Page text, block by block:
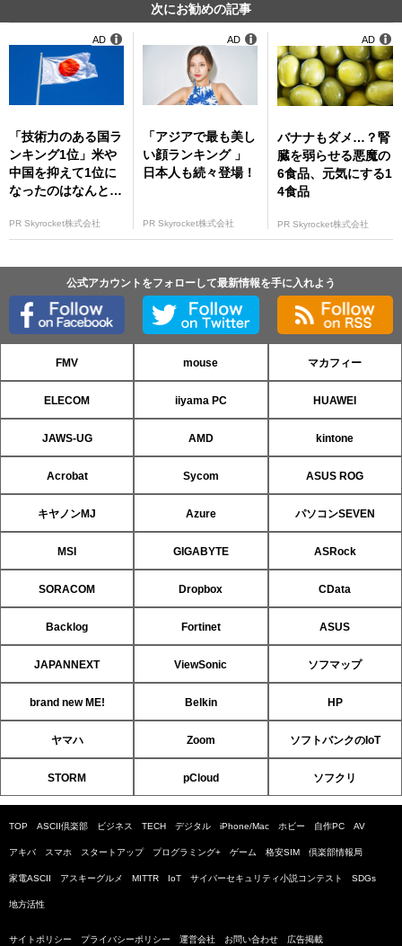
次にお勧めの記事
「技術力のある国ラ
ンキング1位」米や
中国を抑えて1位に
なったのはなんと…
PR Skyrocket株式会社
AD
「アジアで最も美し
い顔ランキング 」
日本人も続々登場！
PR Skyrocket株式会社
AD
バナナもダメ…？腎
臓を弱らせる悪魔の
6食品、元気にする1
4食品
PR Skyrocket株式会社
AD
公式アカウントをフォローして最新情報を手に入れよう
FMV mouse マカフィー
ELECOM iiyama PC HUAWEI
JAWS-UG AMD kintone
Acrobat Sycom ASUS ROG
キヤノンMJ Azure パソコンSEVEN
MSI GIGABYTE ASRock
SORACOM Dropbox CData
Backlog Fortinet ASUS
JAPANNEXT ViewSonic ソフマップ
brand new ME! Belkin HP
ヤマハ Zoom ソフトバンクのIoT
STORM pCloud ソフクリ
TOP ASCII倶楽部 ビジネス TECH デジタル iPhone/Mac ホビー 自作PC AV
アキバ スマホ スタートアップ プログラミング+ ゲーム 格安SIM 倶楽部情報局
家電ASCII アスキーグルメ MITTR IoT サイバーセキュリティ小説コンテスト SDGs
地方活性
サイトポリシー プライバシーポリシー 運営会社 お問い合わせ 広告掲載